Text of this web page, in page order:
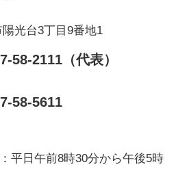
光台3丁目9番地1
58-2111（代表）
58-5611
平日午前8時30分から午後5時